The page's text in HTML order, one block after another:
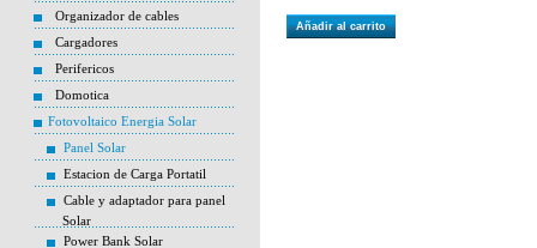
Organizador de cables
Cargadores
Perifericos
Domotica
Fotovoltaico Energia Solar
Panel Solar
Estacion de Carga Portatil
Cable y adaptador para panel
Solar
Power Bank Solar
Añadir al carrito